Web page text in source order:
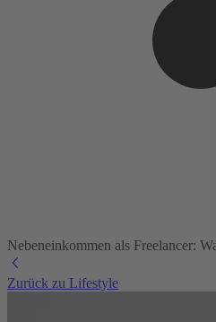
Nebeneinkommen als Freelancer:
Zurück zu Lifestyle